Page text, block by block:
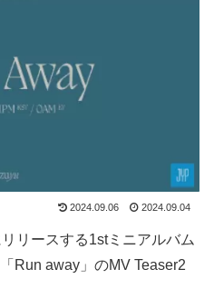
2024.09.06 2024.09.04
リースする1stミニアルバム
Run away」のMV Teaser2